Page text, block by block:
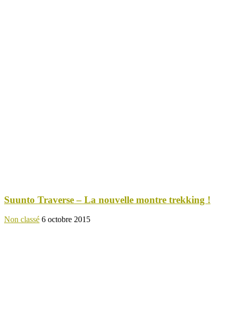
Suunto Traverse – La nouvelle montre trekking !
Non classé 6 octobre 2015